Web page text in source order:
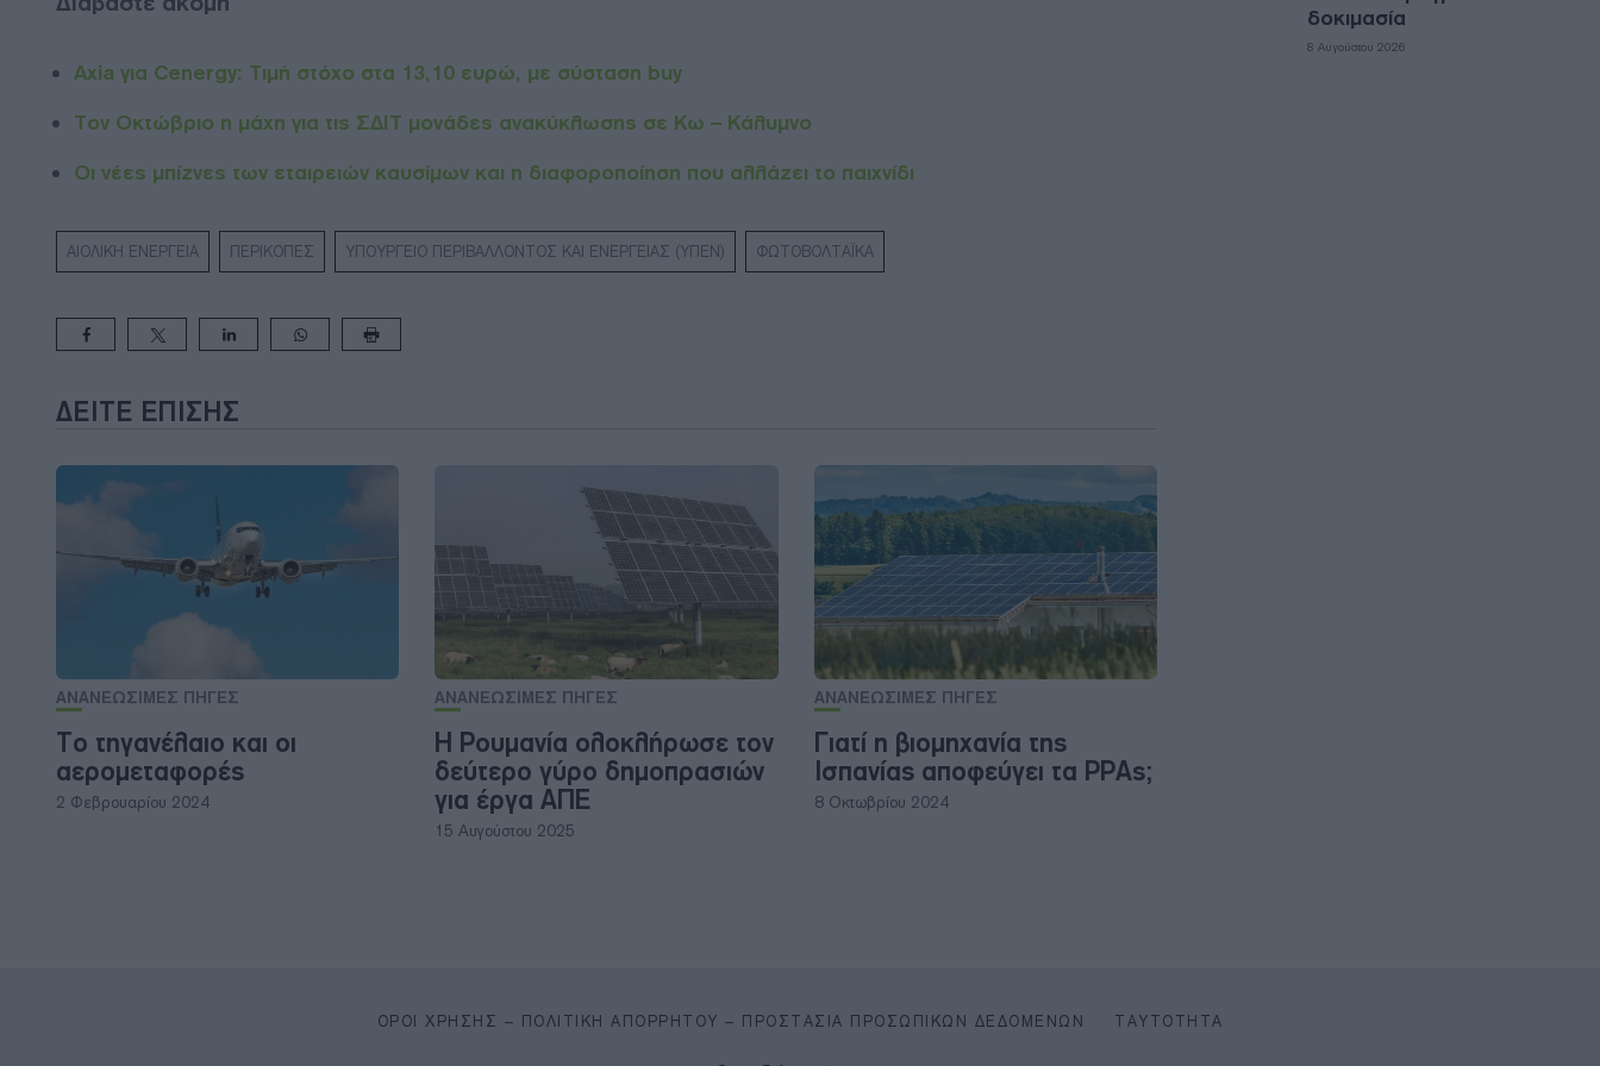
Axia για Cenergy: Τιμή στόχο στα 13,10 ευρώ, με σύσταση buy
Τον Οκτώβριο η μάχη για τις ΣΔΙΤ μονάδες ανακύκλωσης σε Κω – Κάλυμνο
Οι νέες μπίζνες των εταιρειών καυσίμων και η διαφοροποίηση που αλλάζει το παιχνίδι
ΑΙΟΛΙΚΗ ΕΝΕΡΓΕΙΑ ΠΕΡΙΚΟΠΕΣ ΥΠΟΥΡΓΕΙΟ ΠΕΡΙΒΑΛΛΟΝΤΟΣ ΚΑΙ ΕΝΕΡΓΕΙΑΣ (ΥΠΕΝ) ΦΩΤΟΒΟΛΤΑΪΚΑ
ΔΕΊΤΕ ΕΠΊΣΗΣ
ΑΝΑΝΕΩΣΙΜΕΣ ΠΗΓΕΣ
Το τηγανέλαιο και οι
αερομεταφορές
2 Φεβρουαρίου 2024
ΑΝΑΝΕΩΣΙΜΕΣ ΠΗΓΕΣ
Η Ρουμανία ολοκλήρωσε τον
δεύτερο γύρο δημοπρασιών
για έργα ΑΠΕ
15 Αυγούστου 2025
ΑΝΑΝΕΩΣΙΜΕΣ ΠΗΓΕΣ
Γιατί η βιομηχανία της
Ισπανίας αποφεύγει τα PPAs;
8 Οκτωβρίου 2024
δοκιμασία
8 Αυγούστου 2026
ΌΡΟΙ ΧΡΉΣΗΣ – ΠΟΛΙΤΙΚΉ ΑΠΟΡΡΉΤΟΥ – ΠΡΟΣΤΑΣΊΑ ΠΡΟΣΩΠΙΚΏΝ ΔΕΔΟΜΈΝΩΝ ΤΑΥΤΌΤΗΤΑ